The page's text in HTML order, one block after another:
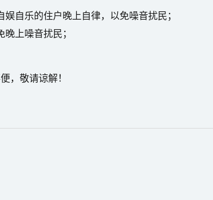
自乐的住户晚上自律，以免噪音扰民；
上噪音扰民；
，敬请谅解！